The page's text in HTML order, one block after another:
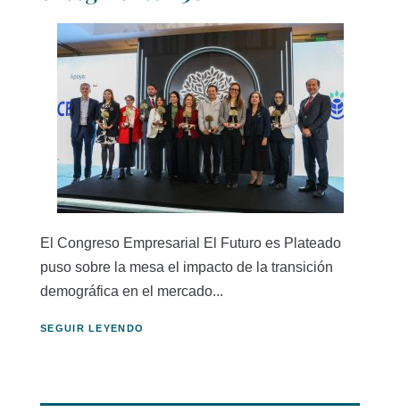
El Congreso Empresarial El Futuro es Plateado
puso sobre la mesa el impacto de la transición
demográfica en el mercado...
SEGUIR LEYENDO